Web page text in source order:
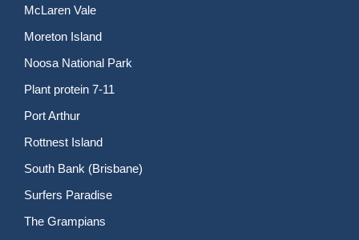
McLaren Vale
Moreton Island
Noosa National Park
Plant protein 7-11
Port Arthur
Rottnest Island
South Bank (Brisbane)
Surfers Paradise
The Grampians